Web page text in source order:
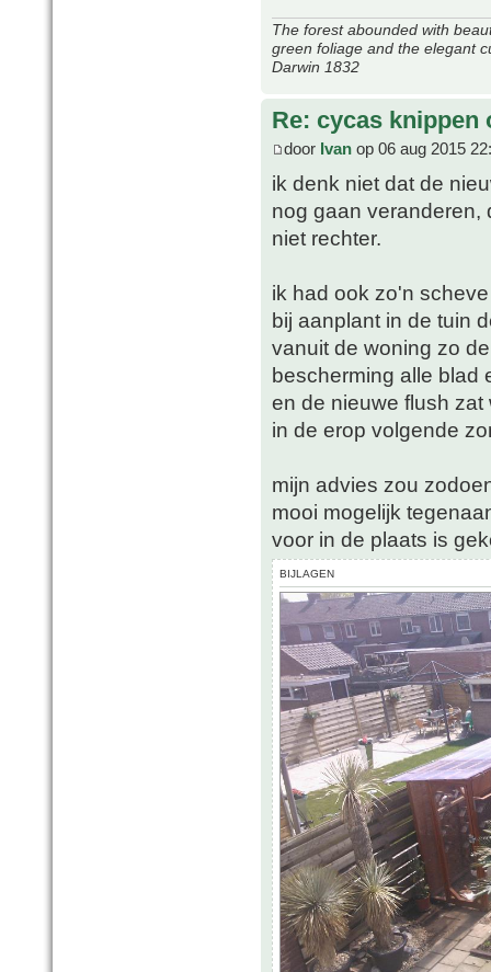
The forest abounded with
green foliage and the elegant
Darwin 1832
Re: cycas knippen
door Ivan op 06 aug 2015
ik denk niet dat de
nog gaan veranderen,
niet rechter.
ik had ook zo'n
bij aanplant in de tuin
vanuit de woning zo
bescherming alle blad
en de nieuwe flush
in de erop volgende
mijn advies zou
mooi mogelijk
voor in de plaats is
BIJLAGEN